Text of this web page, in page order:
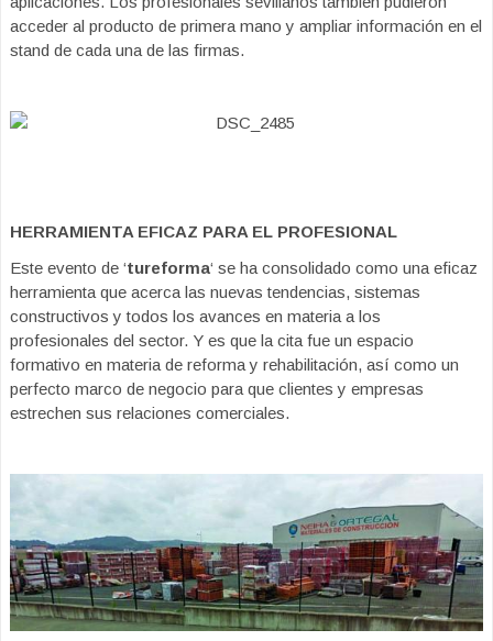
acceder al producto de primera mano y ampliar información en el
stand de cada una de las firmas.
HERRAMIENTA EFICAZ PARA EL PROFESIONAL
Este evento de ‘tureforma‘ se ha consolidado como una eficaz
herramienta que acerca las nuevas tendencias, sistemas
constructivos y todos los avances en materia a los
profesionales del sector. Y es que la cita fue un espacio
formativo en materia de reforma y rehabilitación, así como un
perfecto marco de negocio para que clientes y empresas
estrechen sus relaciones comerciales.